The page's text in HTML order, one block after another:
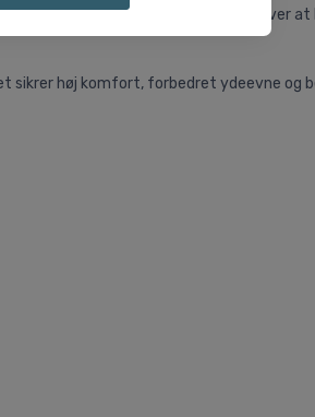
En alt-i-én skistøvle, så du ikke behøver
høj komfort, forbedret ydeevne og